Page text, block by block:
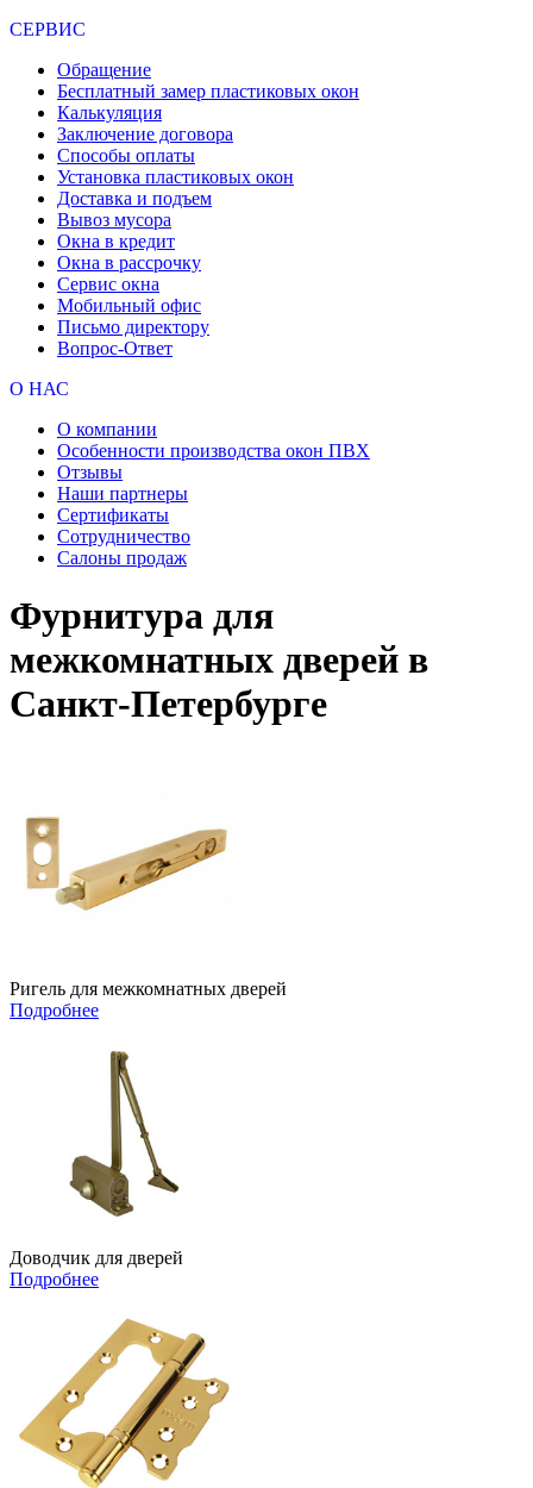
СЕРВИС
Обращение
Бесплатный замер пластиковых окон
Калькуляция
Заключение договора
Способы оплаты
Установка пластиковых окон
Доставка и подъем
Вывоз мусора
Окна в кредит
Окна в рассрочку
Сервис окна
Мобильный офис
Письмо директору
Вопрос-Ответ
О НАС
О компании
Особенности производства окон ПВХ
Отзывы
Наши партнеры
Сертификаты
Сотрудничество
Салоны продаж
Фурнитура для
межкомнатных дверей в
Санкт-Петербурге
Ригель для межкомнатных дверей
Подробнее
Доводчик для дверей
Подробнее